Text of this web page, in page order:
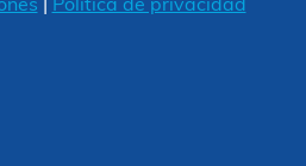
Política de privacidad